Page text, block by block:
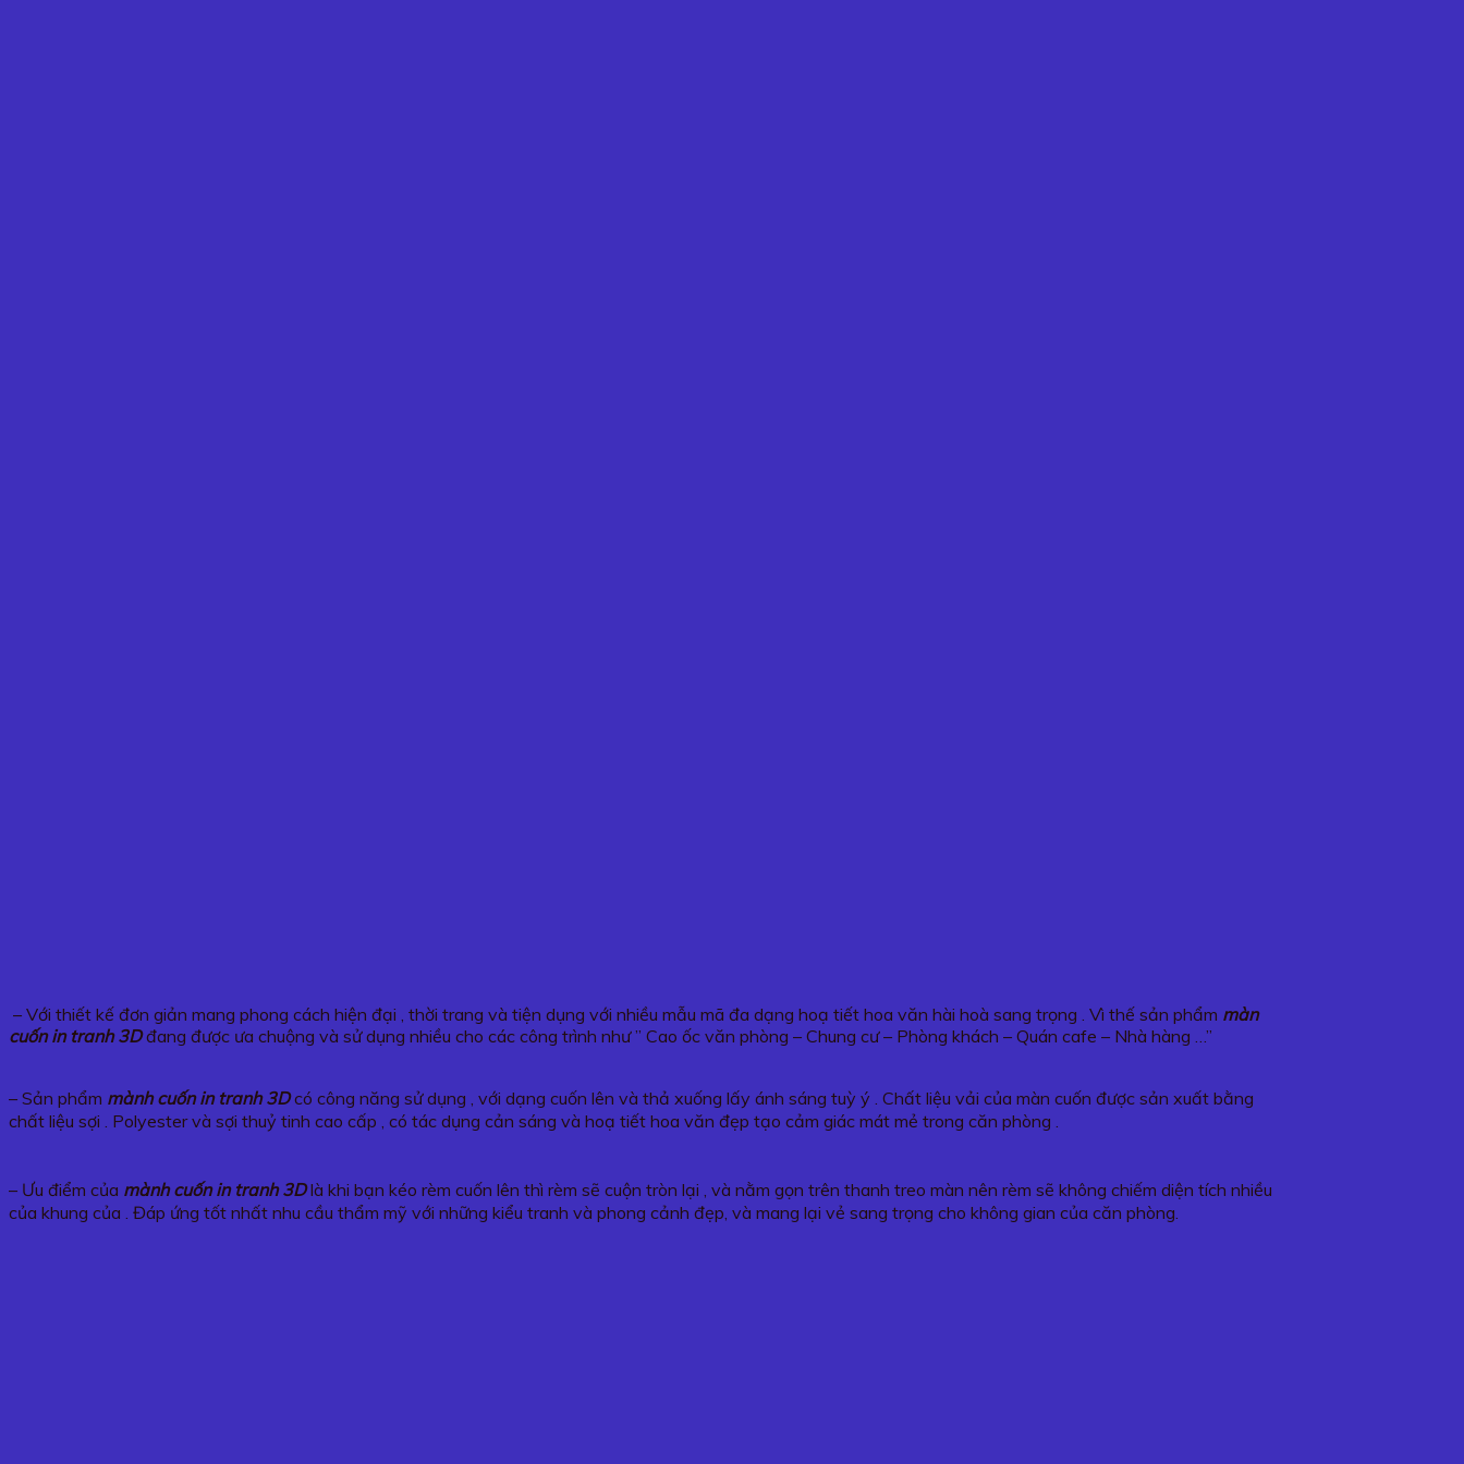
– Với thiết kế đơn giản mang phong cách hiện đại , thời trang và tiện dụng với nhiều mẫu mã đa dạng hoạ tiết hoa văn hài hoà sang trọng . Vì thế sản phẩm màn
cuốn in tranh 3Dđang được ưa chuộng và sử dụng nhiều cho các công trình như ” Cao ốc văn phòng – Chung cư – Phòng khách – Quán cafe – Nhà hàng …”
– Sản phẩm mành cuốn in tranh 3Dcó công năng sử dụng , với dạng cuốn lên và thả xuống lấy ánh sáng tuỳ ý . Chất liệu vải của màn cuốn được sản xuất bằng
chất liệu sợi . Polyester và sợi thuỷ tinh cao cấp , có tác dụng cản sáng và hoạ tiết hoa văn đẹp tạo cảm giác mát mẻ trong căn phòng .
– Ưu điểm của mành cuốn in tranh 3Dlà khi bạn kéo rèm cuốn lên thì rèm sẽ cuộn tròn lại , và nằm gọn trên thanh treo màn nên rèm sẽ không chiếm diện tích nhiều
của khung của . Đáp ứng tốt nhất nhu cầu thẩm mỹ với những kiểu tranh và phong cảnh đẹp, và mang lại vẻ sang trọng cho không gian của căn phòng.